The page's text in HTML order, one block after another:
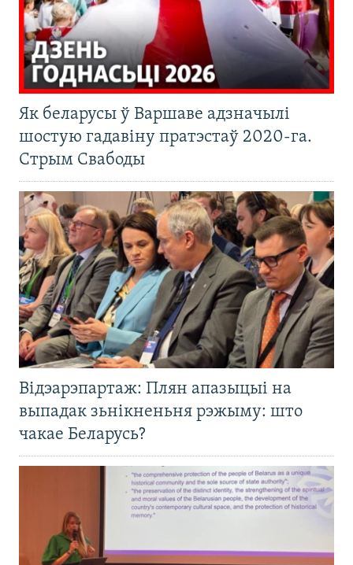
Як беларусы ў Варшаве адзначылі
шостую гадавіну пратэстаў 2020-га.
Стрым Свабоды
Відэарэпартаж: Плян апазыцыі на
выпадак зьнікненьня рэжыму: што
чакае Беларусь?